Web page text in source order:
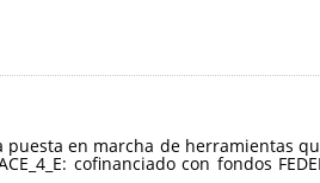
en marcha de herramientas
cofinanciado con fondos